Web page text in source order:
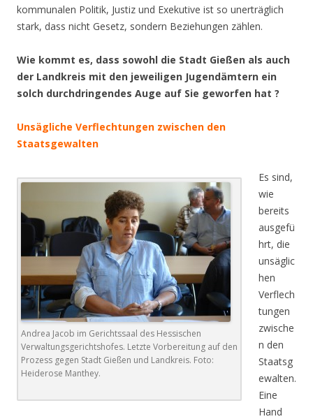
kommunalen Politik, Justiz und Exekutive ist so unerträglich
stark, dass nicht Gesetz, sondern Beziehungen zählen.
Wie kommt es, dass sowohl die Stadt Gießen als auch
der Landkreis mit den jeweiligen Jugendämtern ein
solch durchdringendes Auge auf Sie geworfen hat ?
Unsägliche Verflechtungen zwischen den
Staatsgewalten
Andrea Jacob im Gerichtssaal des Hessischen
Verwaltungsgerichtshofes. Letzte Vorbereitung auf den
Prozess gegen Stadt Gießen und Landkreis. Foto:
Heiderose Manthey.
Es sind,
wie
bereits
ausgefü
hrt, die
unsäglic
hen
Verflech
tungen
zwische
n den
Staatsg
ewalten.
Eine
Hand